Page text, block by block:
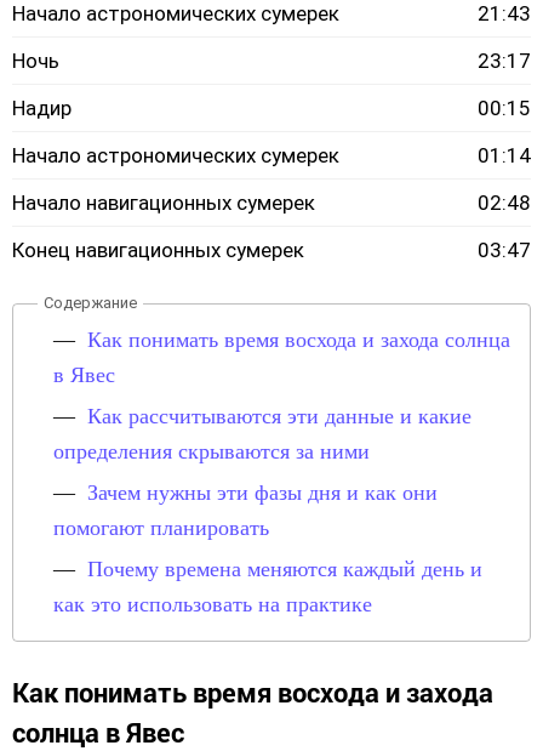
Начало астрономических сумерек
21:43
Ночь
23:17
Надир
00:15
Начало астрономических сумерек
01:14
Начало навигационных сумерек
02:48
Конец навигационных сумерек
03:47
Как понимать время восхода и захода солнца
в Явеc
Как рассчитываются эти данные и какие
определения скрываются за ними
Зачем нужны эти фазы дня и как они
помогают планировать
Почему времена меняются каждый день и
как это использовать на практике
Как понимать время восхода и захода
солнца в Явеc